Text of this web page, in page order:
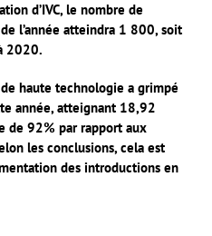
d’IVC, le nombre de
l’année atteindra 1 800, soit
2020.
haute technologie a grimpé
année, atteignant 18,92
de 92% par rapport aux
les conclusions, cela est
des introductions en